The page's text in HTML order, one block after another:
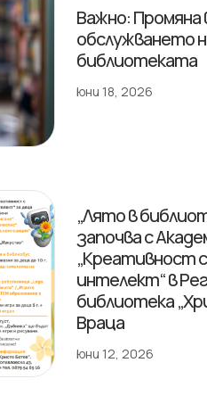
Важно: Промяна
обслужването
библиотеката
юни 18, 2026
„Лято в
започва с
„Креативност
интелект“ в
библиотека
Враца
юни 12, 2026